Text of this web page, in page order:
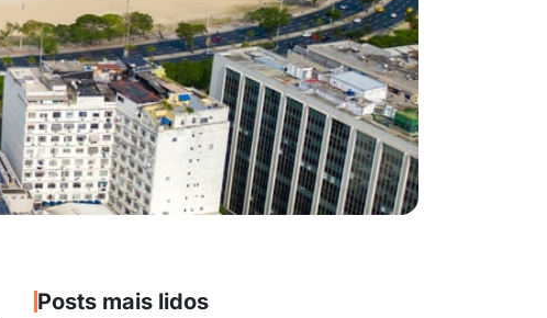
Posts mais lidos